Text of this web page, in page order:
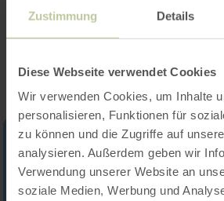
Zustimmung Details
Diese Webseite verwendet Cookies
Wir verwenden Cookies, um Inhalte
personalisieren, Funktionen für
zu können und die Zugriffe auf
analysieren. Außerdem geben wir
Verwendung unserer Website an
soziale Medien, Werbung und
Impressions